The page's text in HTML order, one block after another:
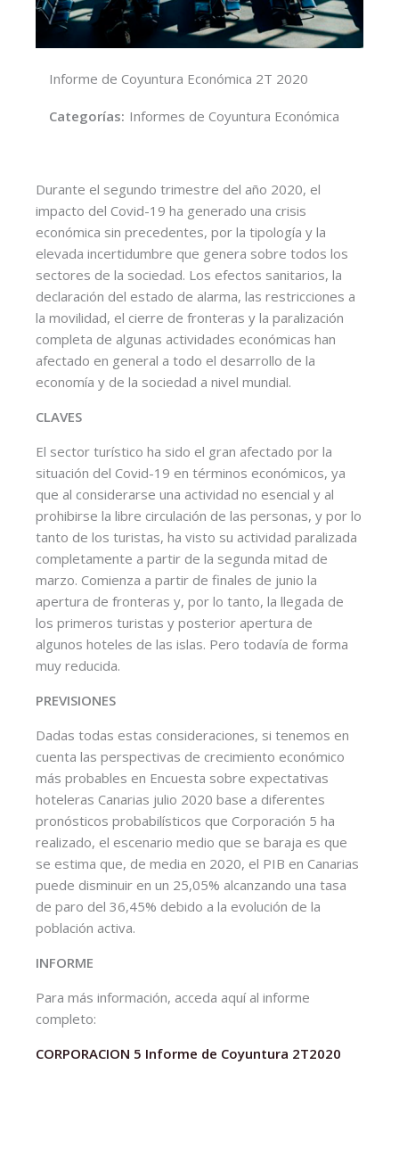
Informe de Coyuntura Económica 2T 2020
Categorías: Informes de Coyuntura Económica
Durante el segundo trimestre del año 2020, el
impacto del Covid-19 ha generado una crisis
económica sin precedentes, por la tipología y la
elevada incertidumbre que genera sobre todos los
sectores de la sociedad. Los efectos sanitarios, la
declaración del estado de alarma, las restricciones a
la movilidad, el cierre de fronteras y la paralización
completa de algunas actividades económicas han
afectado en general a todo el desarrollo de la
economía y de la sociedad a nivel mundial.
CLAVES
El sector turístico ha sido el gran afectado por la
situación del Covid-19 en términos económicos, ya
que al considerarse una actividad no esencial y al
prohibirse la libre circulación de las personas, y por lo
tanto de los turistas, ha visto su actividad paralizada
completamente a partir de la segunda mitad de
marzo. Comienza a partir de finales de junio la
apertura de fronteras y, por lo tanto, la llegada de
los primeros turistas y posterior apertura de
algunos hoteles de las islas. Pero todavía de forma
muy reducida.
PREVISIONES
Dadas todas estas consideraciones, si tenemos en
cuenta las perspectivas de crecimiento económico
más probables en Encuesta sobre expectativas
hoteleras Canarias julio 2020 base a diferentes
pronósticos probabilísticos que Corporación 5 ha
realizado, el escenario medio que se baraja es que
se estima que, de media en 2020, el PIB en Canarias
puede disminuir en un 25,05% alcanzando una tasa
de paro del 36,45% debido a la evolución de la
población activa.
INFORME
Para más información, acceda aquí al informe
completo:
CORPORACION 5 Informe de Coyuntura 2T2020